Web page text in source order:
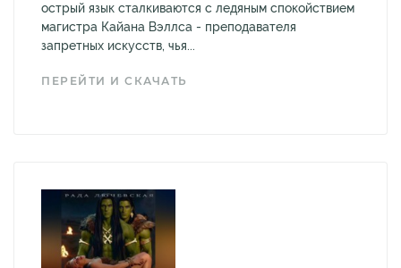
острый язык сталкиваются с ледяным спокойствием
магистра Кайана Вэллса - преподавателя
запретных искусств, чья...
ПЕРЕЙТИ И СКАЧАТЬ